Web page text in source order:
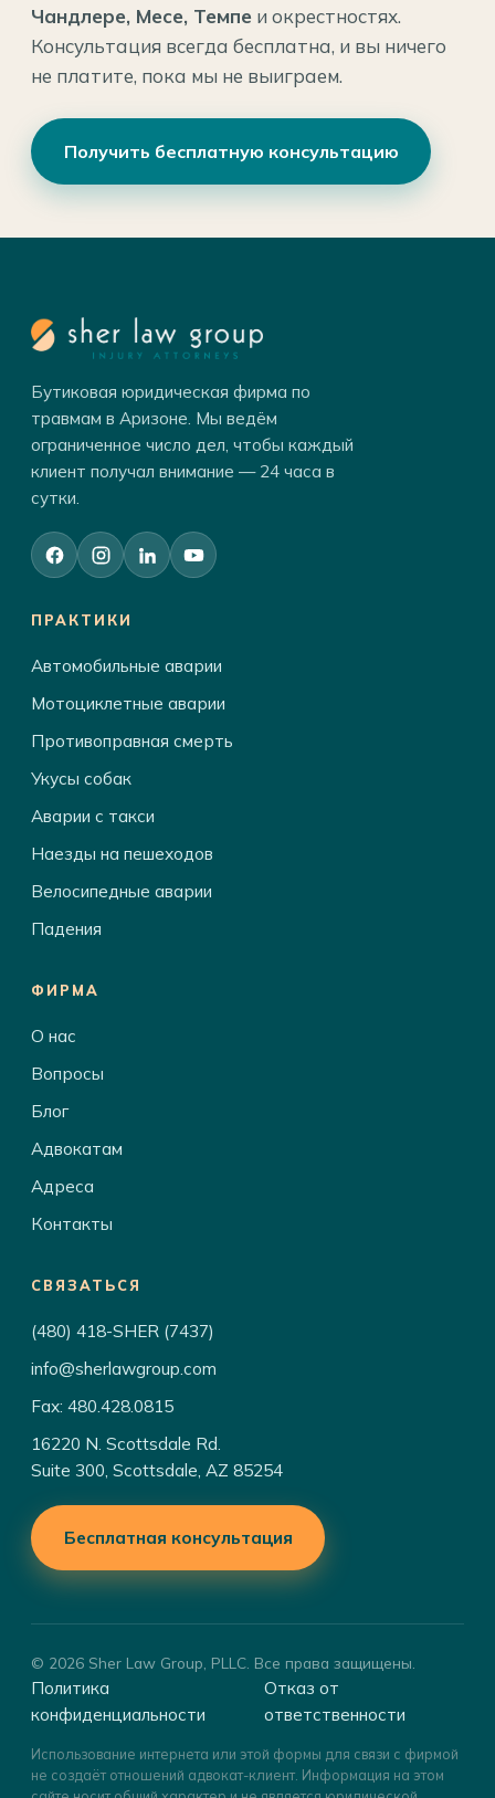
Чандлере, Месе, Темпе и окрестностях.
Консультация всегда бесплатна, и вы ничего
не платите, пока мы не выиграем.
Получить бесплатную консультацию
Бутиковая юридическая фирма по
травмам в Аризоне. Мы ведём
ограниченное число дел, чтобы каждый
клиент получал внимание — 24 часа в
сутки.
ПРАКТИКИ
Автомобильные аварии
Мотоциклетные аварии
Противоправная смерть
Укусы собак
Аварии с такси
Наезды на пешеходов
Велосипедные аварии
Падения
ФИРМА
О нас
Вопросы
Блог
Адвокатам
Адреса
Контакты
СВЯЗАТЬСЯ
(480) 418-SHER (7437)
info@sherlawgroup.com
Fax: 480.428.0815
16220 N. Scottsdale Rd.
Suite 300, Scottsdale, AZ 85254
Бесплатная консультация
© 2026 Sher Law Group, PLLC. Все права защищены.
Политика
конфиденциальности
Отказ от
ответственности
Использование интернета или этой формы для связи с фирмой
не создаёт отношений адвокат-клиент. Информация на этом